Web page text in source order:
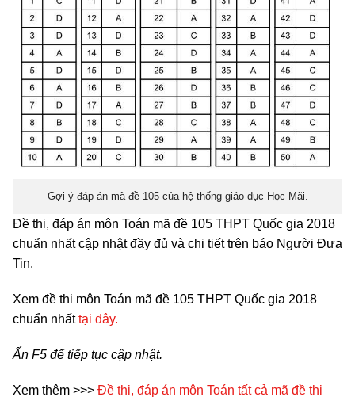
Gợi ý đáp án mã đề 105 của hệ thống giáo dục Học Mãi.
Đề thi, đáp án môn Toán mã đề 105 THPT Quốc gia 2018
chuẩn nhất cập nhật đầy đủ và chi tiết trên báo Người Đưa
Tin.
Xem đề thi môn Toán mã đề 105 THPT Quốc gia 2018
chuẩn nhấttại đây.
Ấn F5 để tiếp tục cập nhật.
Xem thêm >>> Đề thi, đáp án môn Toán tất cả mã đề thi